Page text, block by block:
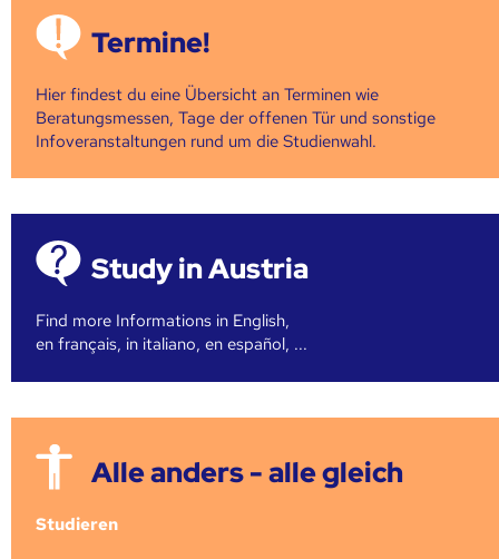
Termine!
Hier findest du eine Übersicht an Terminen wie
Beratungsmessen, Tage der offenen Tür und sonstige
Infoveranstaltungen rund um die Studienwahl.
Study in Austria
Find more Informations in English,
en français, in italiano, en español, ...
Alle anders - alle gleich
Studieren